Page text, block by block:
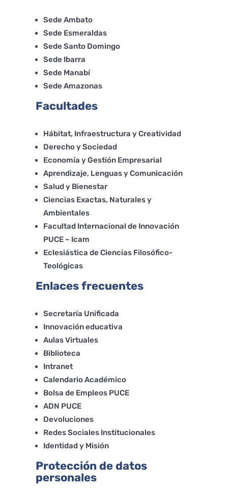
Sede Ambato
Sede Esmeraldas
Sede Santo Domingo
Sede Ibarra
Sede Manabí
Sede Amazonas
Facultades
Hábitat, Infraestructura y Creatividad
Derecho y Sociedad
Economía y Gestión Empresarial
Aprendizaje, Lenguas y Comunicación
Salud y Bienestar
Ciencias Exactas, Naturales y
Ambientales
Facultad Internacional de Innovación
PUCE – Icam
Eclesiástica de Ciencias Filosófico-
Teológicas
Enlaces frecuentes
Secretaría Unificada
Innovación educativa
Aulas Virtuales
Biblioteca
Intranet
Calendario Académico
Bolsa de Empleos PUCE
ADN PUCE
Devoluciones
Redes Sociales Institucionales
Identidad y Misión
Protección de datos
personales